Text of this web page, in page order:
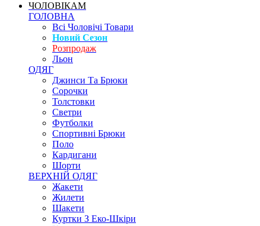
ЧОЛОВІКАМ
ГОЛОВНА
Всі Чоловічі Товари
Новий Сезон
Розпродаж
Льон
ОДЯГ
Джинси Та Брюки
Сорочки
Толстовки
Светри
Футболки
Спортивні Брюки
Поло
Кардигани
Шорти
ВЕРХНІЙ ОДЯГ
Жакети
Жилети
Шакети
Куртки З Еко-Шкіри